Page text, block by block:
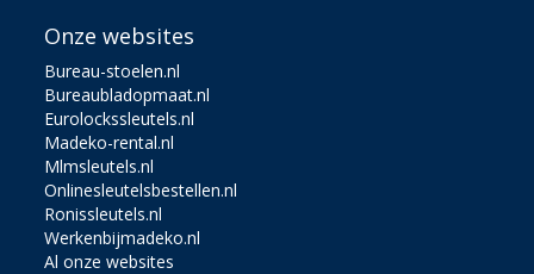
Onze websites
Bureau-stoelen.nl
Bureaubladopmaat.nl
Eurolockssleutels.nl
Madeko-rental.nl
Mlmsleutels.nl
Onlinesleutelsbestellen.nl
Ronissleutels.nl
Werkenbijmadeko.nl
Al onze websites